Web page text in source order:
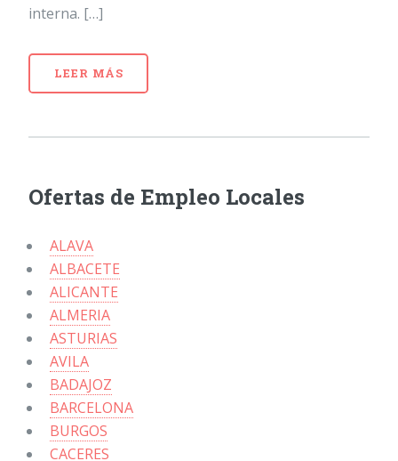
interna. […]
LEER MÁS
Ofertas de Empleo Locales
ALAVA
ALBACETE
ALICANTE
ALMERIA
ASTURIAS
AVILA
BADAJOZ
BARCELONA
BURGOS
CACERES